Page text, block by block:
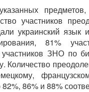
участников
украинский язык
81%
участников ЗНО по
Количество
86% и 88%